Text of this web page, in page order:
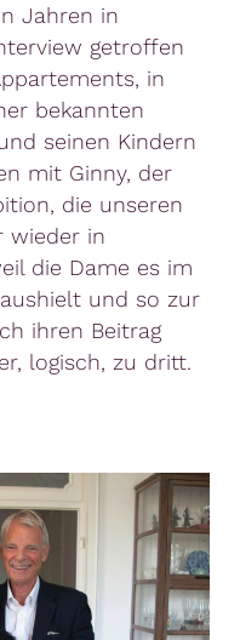
Jahren in
getroffen
in
bekannten
seinen Kindern
mit Ginny, der
die unseren
wieder in
die Dame es im
und so zur
ihren Beitrag
logisch, zu dritt.